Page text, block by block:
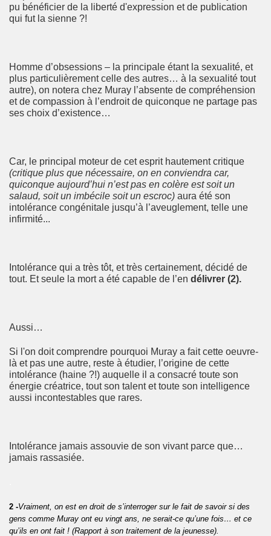
pu bénéficier de la liberté d'expression et de publication
qui fut la sienne ?!
Homme d’obsessions – la principale étant la sexualité, et
plus particulièrement celle des autres… à la sexualité tout
autre), on notera chez Muray l’absente de compréhension
et de compassion à l’endroit de quiconque ne partage pas
ses choix d’existence…
Car, le principal moteur de cet esprit hautement critique
(critique plus que nécessaire, on en conviendra car,
quiconque aujourd’hui n’est pas en colère est soit un
salaud, soit un imbécile soit un escroc) aura été son
intolérance congénitale jusqu’à l’aveuglement, telle une
infirmité...
Intolérance qui a très tôt, et très certainement, décidé de
tout. Et seule la mort a été capable de l’en délivrer (2).
Aussi…
Si l'on doit comprendre pourquoi Muray a fait cette oeuvre-
là et pas une autre, reste à étudier, l’origine de cette
intolérance (haine ?!) auquelle il a consacré toute son
énergie créatrice, tout son talent et toute son intelligence
aussi incontestables que rares.
Intolérance jamais assouvie de son vivant parce que…
jamais rassasiée.
2 -Vraiment, on est en droit de s’interroger sur le fait de savoir si des
gens comme Muray ont eu vingt ans, ne serait-ce qu’une fois… et ce
qu’ils en ont fait ! (Rapport à son traitement de la jeunesse).